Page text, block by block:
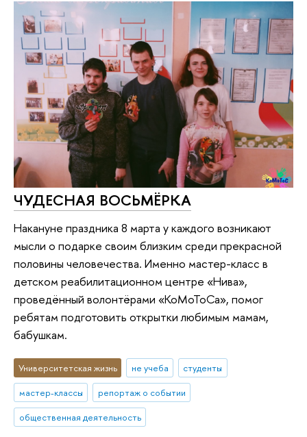
ЧУДЕСНАЯ ВОСЬМЁРКА
Накануне праздника 8 марта у каждого возникают
мысли о подарке своим близким среди прекрасной
половины человечества. Именно мастер-класс в
детском реабилитационном центре «Нива»,
проведённый волонтёрами «КоМоТоСа», помог
ребятам подготовить открытки любимым мамам,
бабушкам.
Университетская жизнь не учеба
студенты
мастер-классы
репортаж о событии
общественная деятельность